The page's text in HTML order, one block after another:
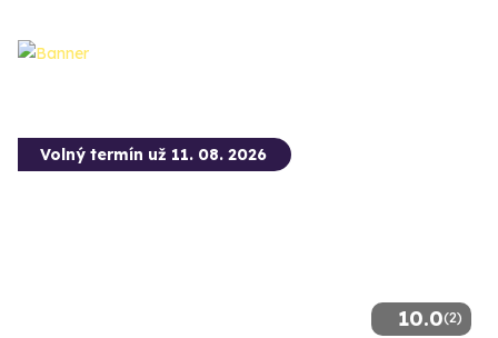
10.0(2)
Volný termín už 11. 08. 2026